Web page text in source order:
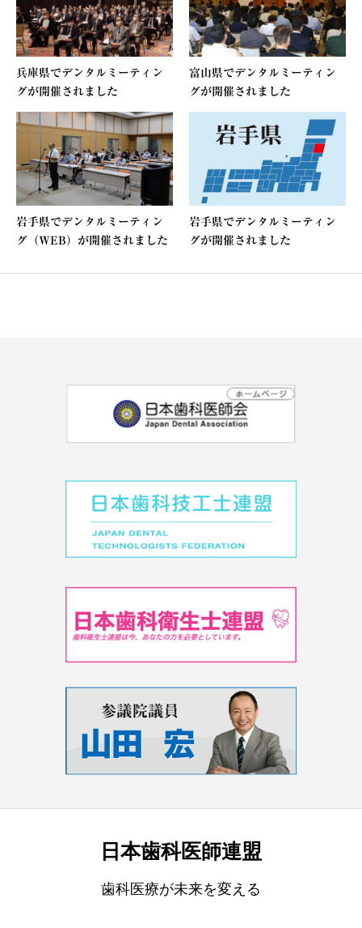
兵庫県でデンタルミーティン
グが開催されました
富山県でデンタルミーティン
グが開催されました
岩手県でデンタルミーティン
グ（WEB）が開催されました
岩手県でデンタルミーティン
グが開催されました
日本歯科医師連盟
歯科医療が未来を変える